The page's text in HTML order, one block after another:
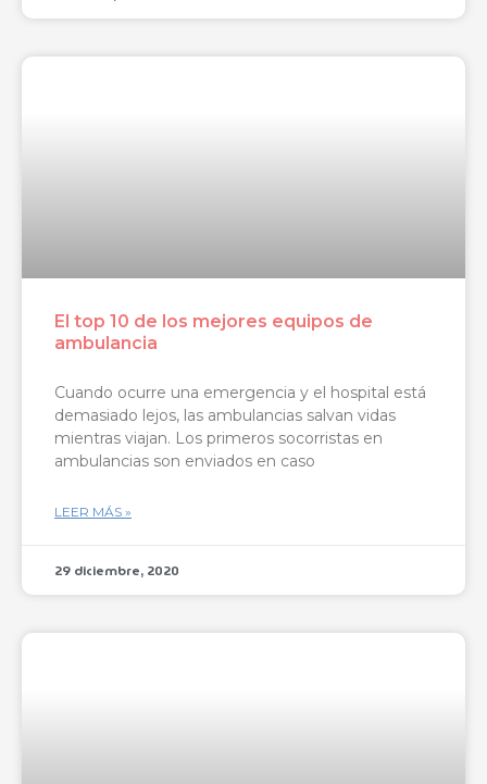
El top 10 de los mejores equipos de
ambulancia
Cuando ocurre una emergencia y el hospital está
demasiado lejos, las ambulancias salvan vidas
mientras viajan. Los primeros socorristas en
ambulancias son enviados en caso
LEER MÁS »
29 diciembre, 2020